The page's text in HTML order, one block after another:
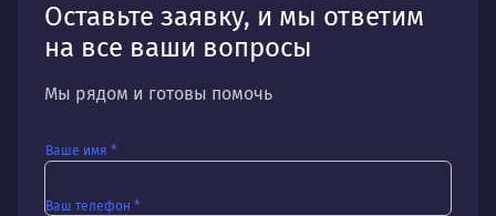
Оставьте заявку, и мы ответим
на все ваши вопросы
Мы рядом и готовы помочь
Ваше имя *
Ваш телефон *